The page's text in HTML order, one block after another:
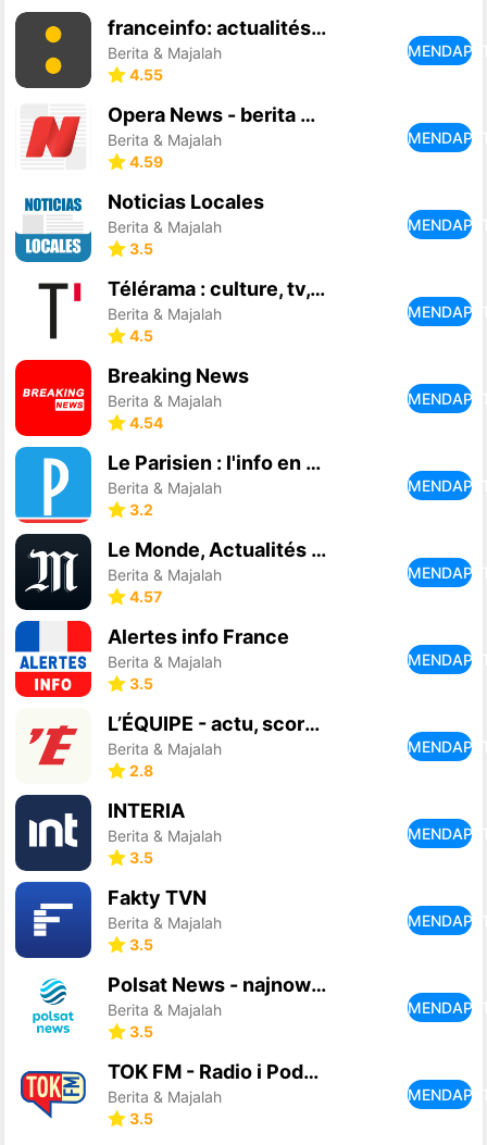
franceinfo: actualités et info
Berita & Majalah
4.55
Opera News - berita yang tren
Berita & Majalah
4.59
Noticias Locales
Berita & Majalah
3.5
Télérama : culture, tv, cinéma
Berita & Majalah
4.5
Breaking News
Berita & Majalah
4.54
Le Parisien : l'info en direct
Berita & Majalah
3.2
Le Monde, Actualités en direct
Berita & Majalah
4.57
Alertes info France
Berita & Majalah
3.5
L’ÉQUIPE - actu, score, match
Berita & Majalah
2.8
INTERIA
Berita & Majalah
3.5
Fakty TVN
Berita & Majalah
3.5
Polsat News - najnowsze inform
Berita & Majalah
3.5
TOK FM - Radio i Podcasty
Berita & Majalah
3.5